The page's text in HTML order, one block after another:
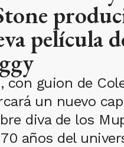
película
con guion de
un nuevo
diva de los
años del